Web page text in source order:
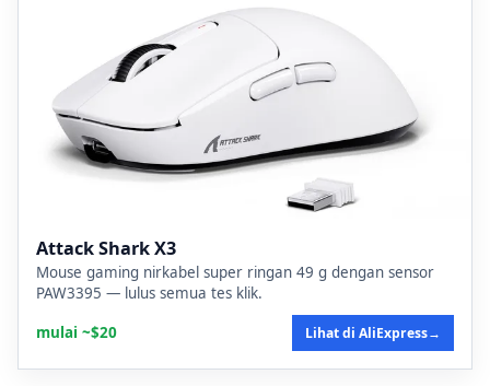
Attack Shark X3
Mouse gaming nirkabel super ringan 49 g dengan sensor
PAW3395 — lulus semua tes klik.
mulai ~$20
Lihat di AliExpress→